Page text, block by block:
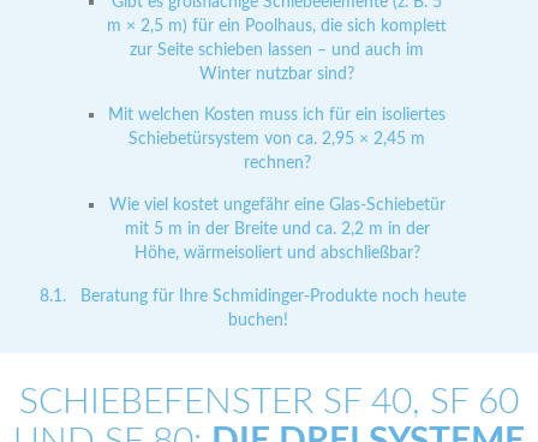
m × 2,5 m) für ein Poolhaus, die sich komplett
zur Seite schieben lassen – und auch im
Winter nutzbar sind?
Mit welchen Kosten muss ich für ein isoliertes
Schiebetürsystem von ca. 2,95 × 2,45 m
rechnen?
Wie viel kostet ungefähr eine Glas-Schiebetür
mit 5 m in der Breite und ca. 2,2 m in der
Höhe, wärmeisoliert und abschließbar?
Beratung für Ihre Schmidinger-Produkte noch heute
buchen!
SCHIEBEFENSTER SF 40, SF 60